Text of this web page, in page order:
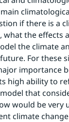
if there is a
the effects
the climate
For these
importance
high ability to
that
would be very
climate